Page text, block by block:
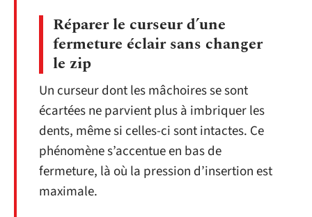
Réparer le curseur d’une
fermeture éclair sans changer
le zip
Un curseur dont les mâchoires se sont
écartées ne parvient plus à imbriquer les
dents, même si celles-ci sont intactes. Ce
phénomène s’accentue en bas de
fermeture, là où la pression d’insertion est
maximale.